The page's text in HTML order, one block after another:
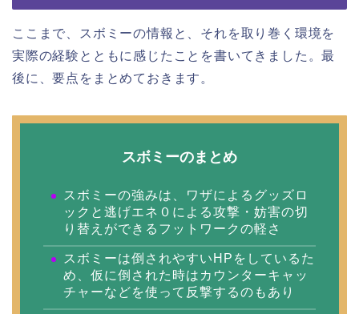
ここまで、スボミーの情報と、それを取り巻く環境を
実際の経験とともに感じたことを書いてきました。最
後に、要点をまとめておきます。
スボミーのまとめ
スボミーの強みは、ワザによるグッズロ
ックと逃げエネ０による攻撃・妨害の切
り替えができるフットワークの軽さ
スボミーは倒されやすいHPをしているた
め、仮に倒された時はカウンターキャッ
チャーなどを使って反撃するのもあり